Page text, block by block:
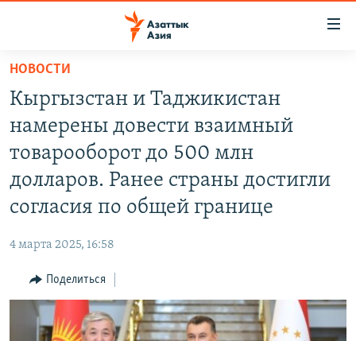
Вернуться
основному
содержанию
главной
навигации
КАЗАХСТАН
КЫРГЫЗСТАН
НОВОСТИ
ВОЙНА В УКРАИНЕ
НА ДРУГИХ ЯЗЫКАХ
ТОҶИКӢ
TÜRKMENÇE
ПОДПИШИТЕСЬ НА НАС В СОЦСЕТЯХ
Все сайты РСЕ/РС
НОВОСТИ
Кыргызстан и Таджикистан
намерены довести взаимный
товарооборот до 500 млн
долларов. Ранее страны достигли
согласия по общей границе
4 марта 2025, 16:58
Поделиться